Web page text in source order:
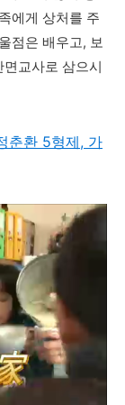
에게 상처를 주
점은 배우고, 보
교사로 삼으시
춘환 5형제, 가